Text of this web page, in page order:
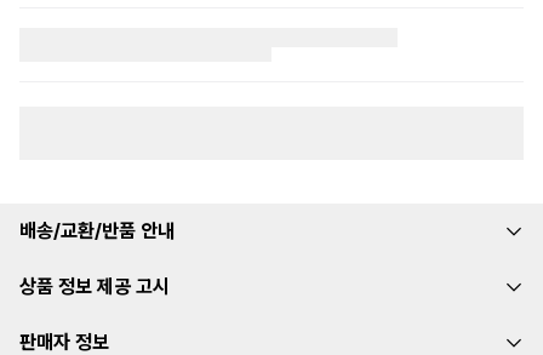
배송/교환/반품 안내
상품 정보 제공 고시
판매자 정보